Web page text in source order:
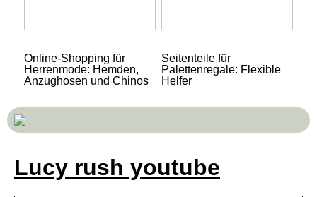
Online-Shopping für
Herrenmode: Hemden,
Anzughosen und Chinos
Seitenteile für
Palettenregale: Flexible
Helfer
Lucy rush youtube